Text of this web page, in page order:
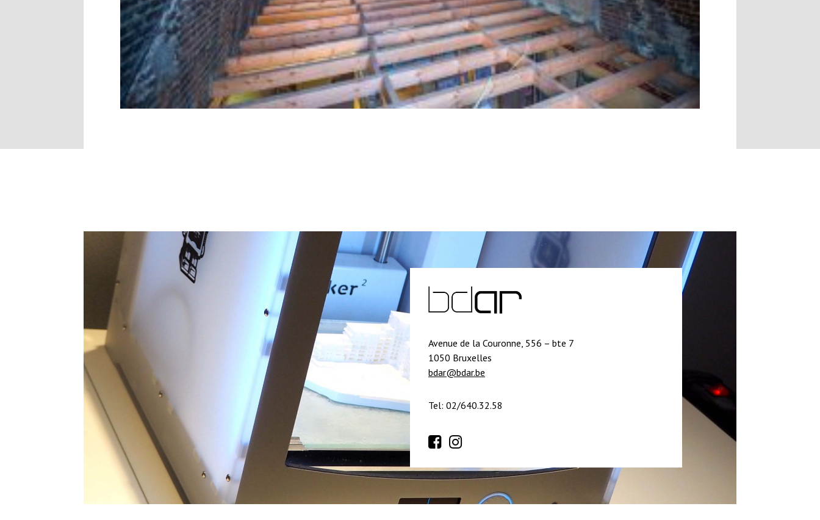
Avenue de la Couronne, 556 – bte 7
1050 Bruxelles
bdar@bdar.be
Tel: 02/640.32.58